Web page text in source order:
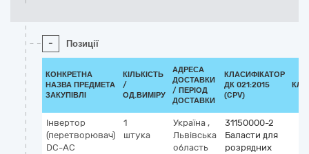
- Позиції
КОНКРЕТНА
НАЗВА ПРЕДМЕТА
ЗАКУПІВЛІ
КІЛЬКІСТЬ
/
ОД.ВИМІРУ
АДРЕСА
ДОСТАВКИ
/ ПЕРІОД
ДОСТАВКИ
КЛАСИФІКАТОР
ДК 021:2015
(CPV)
Інвертор
(перетворювач)
DC-AC
1
штука
Україна ,
Львівська
область
31150000-2
Баласти для
розрядних